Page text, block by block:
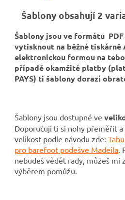
Šablony obsahují 2
Šablony jsou ve formátu PDF
vytisknout na běžné tiskárně
elektronickou formou na
případě okamžité platby
PAYS) ti šablony dorazí
Šablony jsou dostupné ve
Doporučuji ti si nohy přeměřit
velikost podle návodu zde:
pro barefoot podešve Madeila
nebudeš vědět rady, můžeš mi
výběrem pomůžu.